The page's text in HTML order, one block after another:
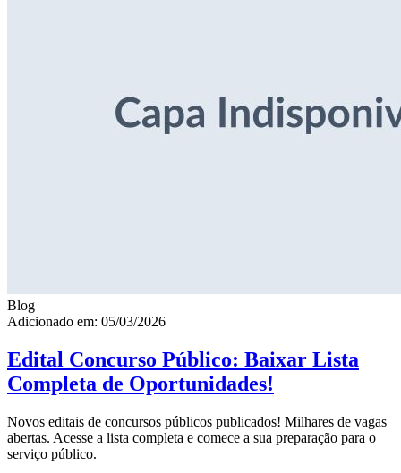
Blog
Adicionado em: 05/03/2026
Edital Concurso Público: Baixar Lista
Completa de Oportunidades!
Novos editais de concursos públicos publicados! Milhares de vagas
abertas. Acesse a lista completa e comece a sua preparação para o
serviço público.